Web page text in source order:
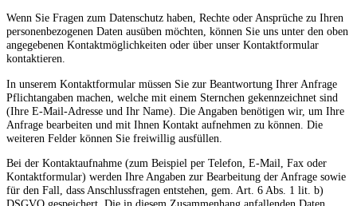
Wenn Sie Fragen zum Datenschutz haben, Rechte oder Ansprüche zu Ihren
personenbezogenen Daten ausüben möchten, können Sie uns unter den oben
angegebenen Kontaktmöglichkeiten oder über unser Kontaktformular
kontaktieren.
In unserem Kontaktformular müssen Sie zur Beantwortung Ihrer Anfrage
Pflichtangaben machen, welche mit einem Sternchen gekennzeichnet sind
(Ihre E-Mail-Adresse und Ihr Name). Die Angaben benötigen wir, um Ihre
Anfrage bearbeiten und mit Ihnen Kontakt aufnehmen zu können. Die
weiteren Felder können Sie freiwillig ausfüllen.
Bei der Kontaktaufnahme (zum Beispiel per Telefon, E-Mail, Fax oder
Kontaktformular) werden Ihre Angaben zur Bearbeitung der Anfrage sowie
für den Fall, dass Anschlussfragen entstehen, gem. Art. 6 Abs. 1 lit. b)